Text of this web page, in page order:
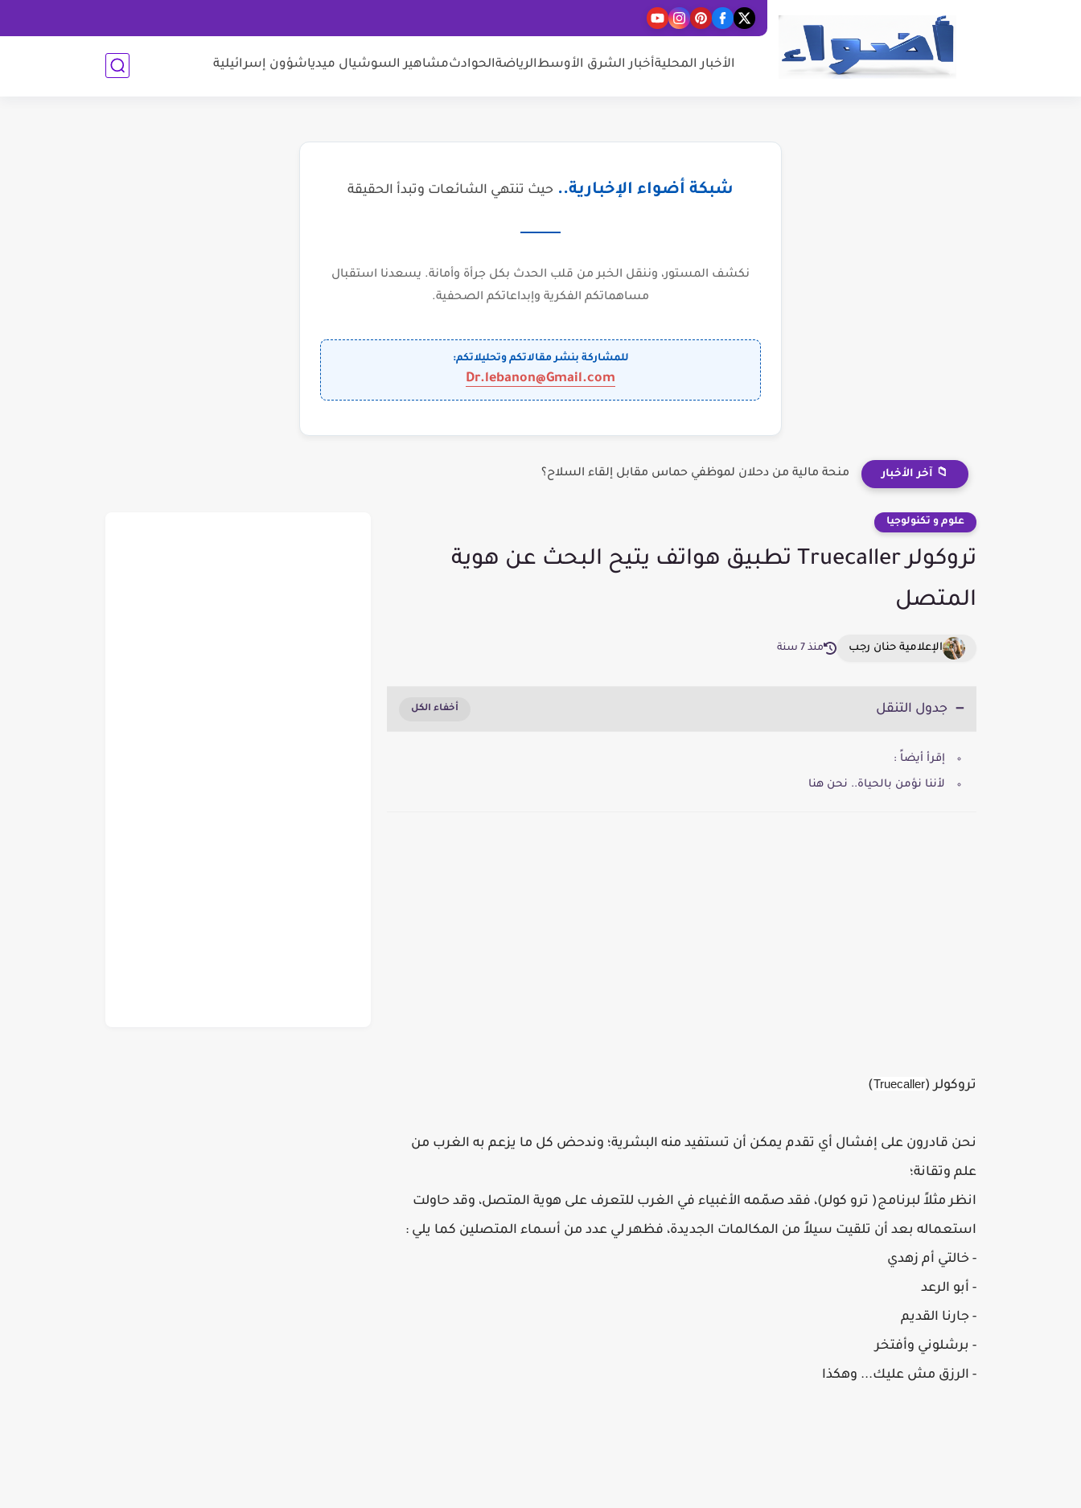
الأخبار المحليةأخبار الشرق الأوسطالرياضةالحوادثمشاهير السوشيال ميدياشؤون إسرائيلية
شبكة أضواء الإخبارية.. حيث تنتهي الشائعات وتبدأ الحقيقة
نكشف المستور، وننقل الخبر من قلب الحدث بكل جرأة وأمانة. يسعدنا استقبال
مساهماتكم الفكرية وإبداعاتكم الصحفية.
للمشاركة بنشر مقالاتكم وتحليلاتكم:
Dr.lebanon@Gmail.com
📁 آخر الأخبار منحة مالية من دحلان لموظفي حماس مقابل إلقاء السلاح؟
علوم و تكنولوجيا
تروكولر Truecaller تطبيق هواتف يتيح البحث عن هوية
المتصل
الإعلامية حنان رجب منذ 7 سنة
جدول التنقل
إقرأ أيضاً :
لأننا نؤمن بالحياة.. نحن هنا
تروكولر (Truecaller
)
نحن قادرون على إفشال أي تقدم يمكن أن تستفيد منه البشرية؛ وندحض كل ما يزعم به الغرب من
علم وتقانة؛
انظر مثلاً لبرنامج( ترو كولر)، فقد صمّمه الأغبياء في الغرب للتعرف على هوية المتصل، وقد حاولت
استعماله بعد أن تلقيت سيلاً من المكالمات الجديدة، فظهر لي عدد من أسماء المتصلين كما يلي :
- خالتي أم زهدي
- أبو الرعد
- جارنا القديم
- برشلوني وأفتخر
- الرزق مش عليك... وهكذا